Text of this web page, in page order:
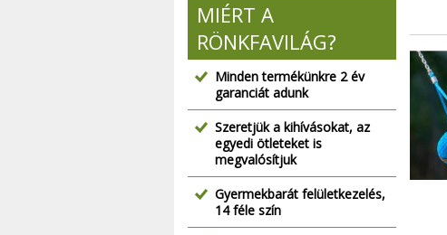
MIÉRT A
RÖNKFAVILÁG?
Minden termékünkre 2 év
garanciát adunk
Szeretjük a kihívásokat, az
egyedi ötleteket is
megvalósítjuk
Gyermekbarát felületkezelés,
14 féle szín